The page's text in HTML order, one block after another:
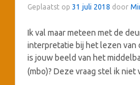
Geplaatst op 31 juli 2018 door
Ik val maar meteen met de
interpretatie bij het lezen van
is jouw beeld van het
(mbo)? Deze vraag stel ik niet